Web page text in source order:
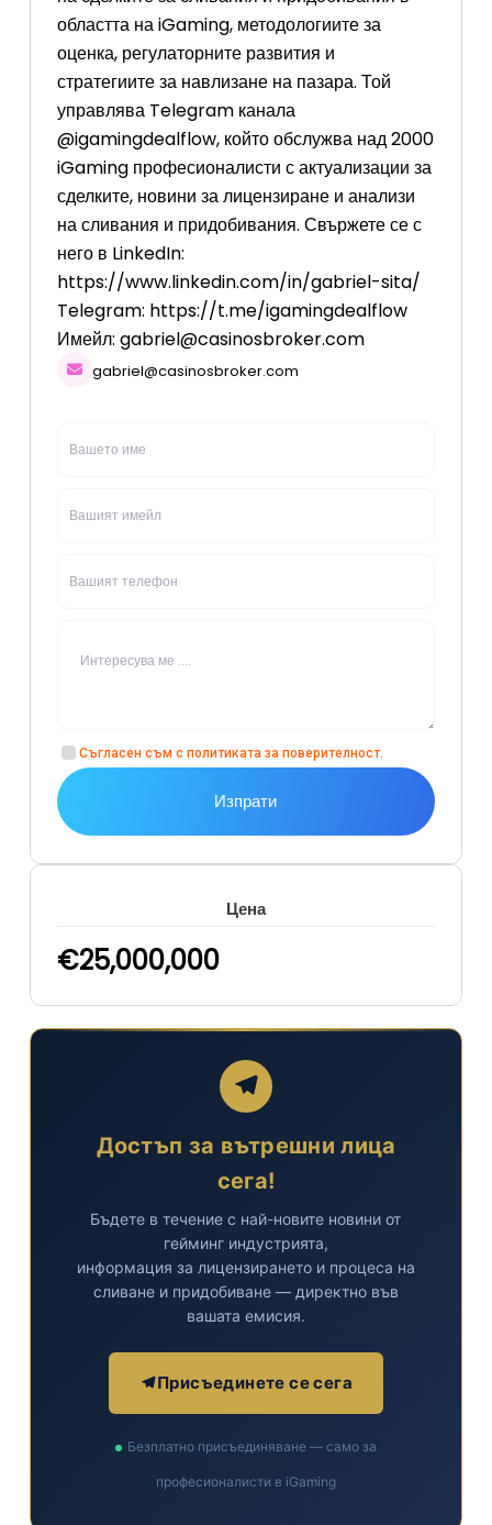
областта на iGaming, методологиите за
оценка, регулаторните развития и
стратегиите за навлизане на пазара. Той
управлява Telegram канала
@igamingdealflow, който обслужва над 2000
iGaming професионалисти с актуализации за
сделките, новини за лицензиране и анализи
на сливания и придобивания. Свържете се с
него в LinkedIn:
https://www.linkedin.com/in/gabriel-sita/
Telegram: https://t.me/igamingdealflow
Имейл: gabriel@casinosbroker.com
gabriel@casinosbroker.com
Съгласен съм с политиката за поверителност.
Изпрати
Цена
€25,000,000
Достъп за вътрешни лица
сега!
Бъдете в течение с най-новите новини от
гейминг индустрията,
информация за лицензирането и процеса на
сливане и придобиване — директно във
вашата емисия.
Присъединете се сега
Безплатно присъединяване — само за
професионалисти в iGaming